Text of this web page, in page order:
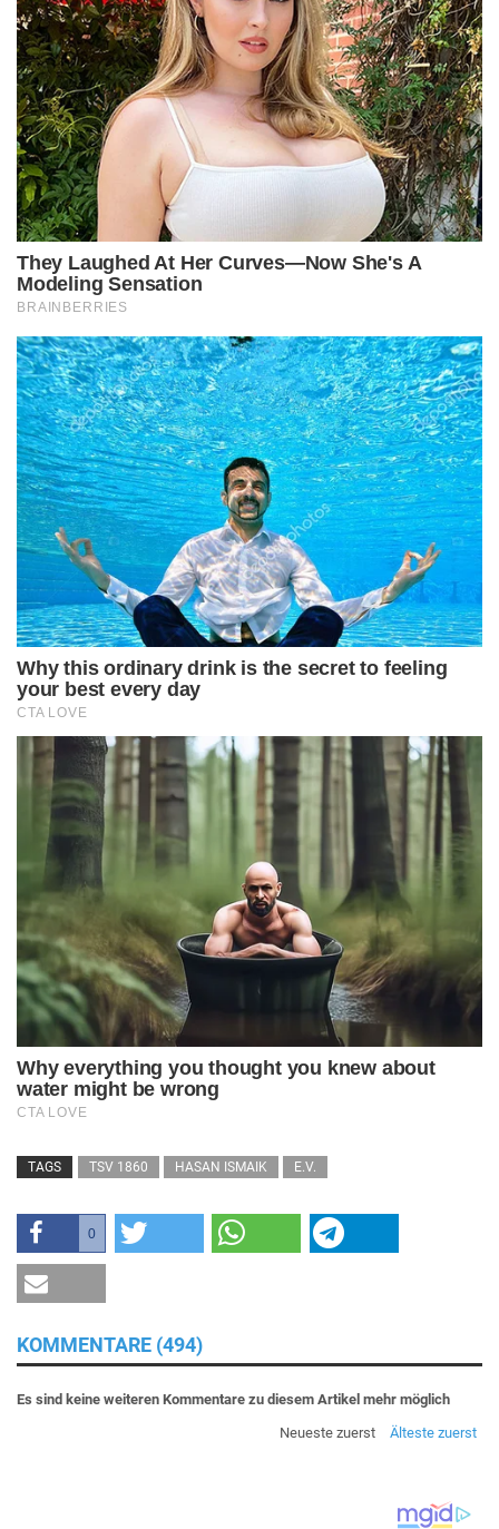
TAGS TSV 1860 HASAN ISMAIK E.V.
0
KOMMENTARE (494)
Es sind keine weiteren Kommentare zu diesem Artikel mehr möglich
Neueste zuerst
Älteste zuerst